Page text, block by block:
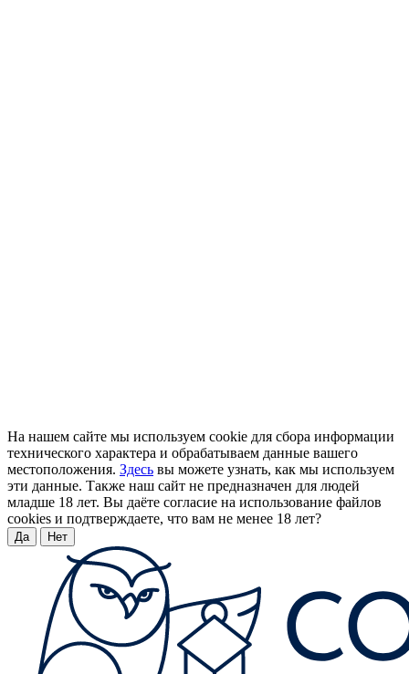
На нашем сайте мы используем cookie для сбора информации
технического характера и обрабатываем данные вашего
местоположения. Здесь вы можете узнать, как мы используем
эти данные. Также наш сайт не предназначен для людей
младше 18 лет. Вы даёте согласие на использование файлов
cookies и подтверждаете, что вам не менее 18 лет?
Да Нет